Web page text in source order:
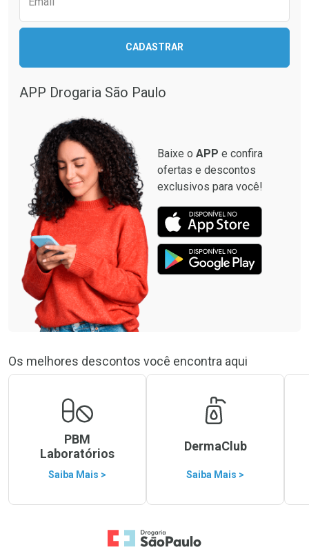
CADASTRAR
APP Drogaria São Paulo
Baixe o APP e confira
ofertas e descontos
exclusivos para você!
Os melhores descontos você encontra aqui
PBM
Laboratórios
Saiba Mais >
DermaClub
Saiba Mais >
Ir para a Home